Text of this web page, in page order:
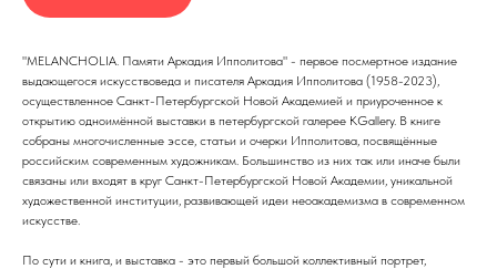
"MELANCHOLIA. Памяти Аркадия Ипполитова" - первое посмертное издание
выдающегося искусствоведа и писателя Аркадия Ипполитова (1958-2023),
осуществленное Санкт-Петербургской Новой Академией и приуроченное к
открытию одноимённой выставки в петербургской галерее KGallery. В книге
собраны многочисленные эссе, статьи и очерки Ипполитова, посвящённые
российским современным художникам. Большинство из них так или иначе были
связаны или входят в круг Санкт-Петербургской Новой Академии, уникальной
художественной институции, развивающей идеи неоакадемизма в современном
искусстве.
По сути и книга, и выставка - это первый большой коллективный портрет,